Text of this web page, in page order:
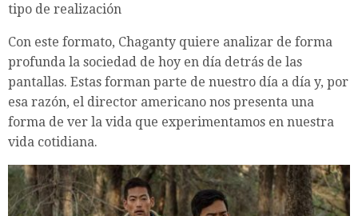
tipo de realización
Con este formato, Chaganty quiere analizar de forma
profunda la sociedad de hoy en día detrás de las
pantallas. Estas forman parte de nuestro día a día y, por
esa razón, el director americano nos presenta una
forma de ver la vida que experimentamos en nuestra
vida cotidiana.